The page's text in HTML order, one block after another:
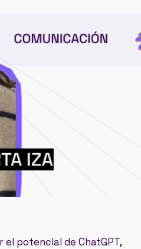
el potencial de ChatGPT,